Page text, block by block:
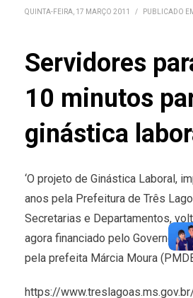
QUINTA-FEIRA, 17 MARÇO 2011 / PUBLICADO
Servidores
10 minutos
ginástica
‘O projeto de Ginástica Laboral,
anos pela Prefeitura de Três
Secretarias e Departamentos,
agora financiado pelo Governo
pela prefeita Márcia Moura
https://